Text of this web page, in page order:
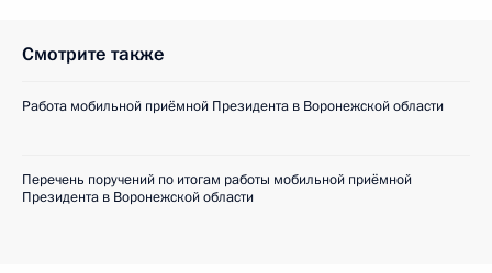
Смотрите также
Работа мобильной приёмной Президента в Воронежской области
Перечень поручений по итогам работы мобильной приёмной
Президента в Воронежской области